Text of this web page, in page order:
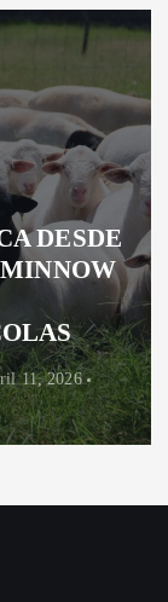
DESDE
11, 2026